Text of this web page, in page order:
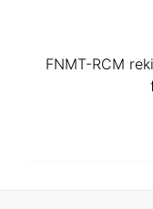
FNMT-RCM